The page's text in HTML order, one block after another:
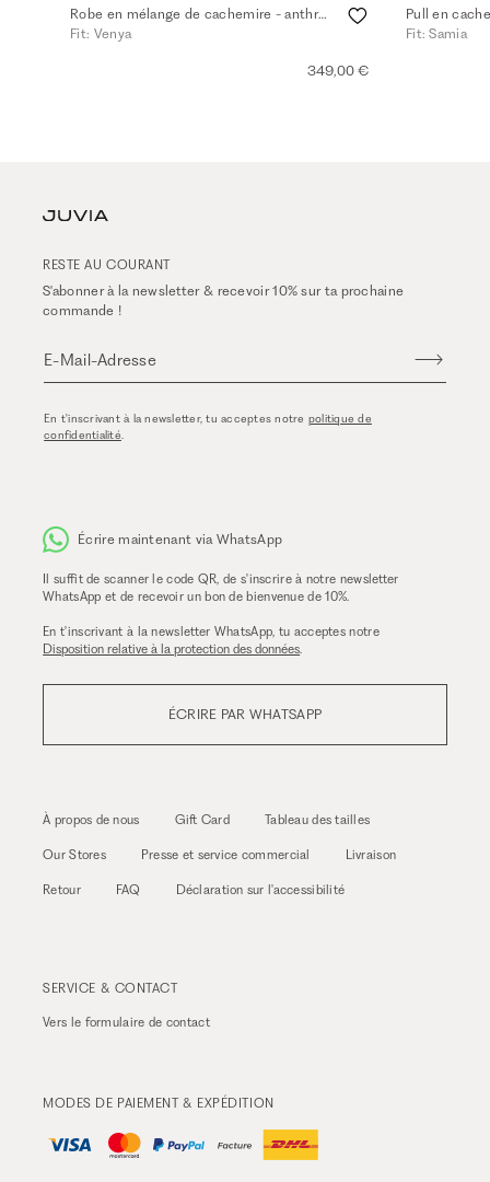
Robe en mélange de cachemire - anthra.mel.
Fit: Venya
349,00 €
Pull en
Fit: Samia
RESTE AU COURANT
S'abonner à la newsletter & recevoir 10% sur ta prochaine
commande !
E-Mail-Adresse
En t'inscrivant à la newsletter, tu acceptes notre politique de
confidentialité.
Écrire maintenant via WhatsApp
Il suffit de scanner le code QR, de s'inscrire à notre newsletter
WhatsApp et de recevoir un bon de bienvenue de 10%.
En t'inscrivant à la newsletter WhatsApp, tu acceptes notre
Disposition relative à la protection des données
ÉCRIRE PAR WHATSAPP
À propos de nous Gift Card Tableau des tailles
Our Stores Presse et service commercial Livraison
Retour FAQ Déclaration sur l'accessibilité
SERVICE & CONTACT
Vers le formulaire de contact
MODES DE PAIEMENT & EXPÉDITION